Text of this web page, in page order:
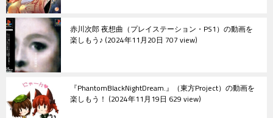
赤川次郎 夜想曲（プレイステーション・PS1）の動画を
楽しもう♪ 2024年11月20日 707 view
『PhantomBlackNightDream.』（東方Project）の動画を
楽しもう！ 2024年11月19日 629 view